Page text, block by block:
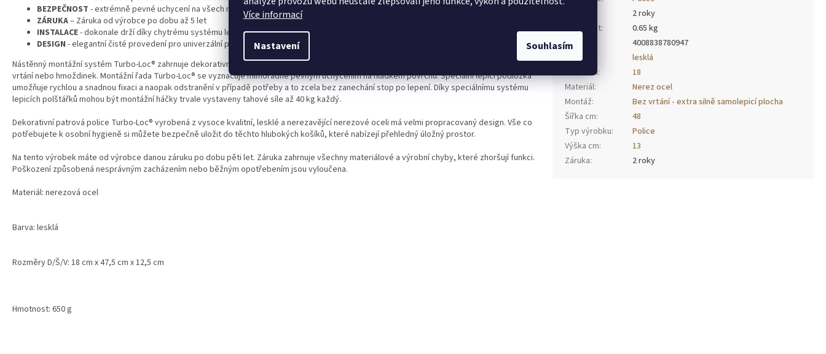
Více informací
Nastavení Souhlasím
BEZPEČNOST - extrémně pevné uchycení na všech nosných plochách
ZÁRUKA– Záruka od výrobce po dobu až 5 let
INSTALACE- dokonale drží díky chytrému systému lepení Turbo-Loc Wall®
DESIGN - elegantní čisté provedení pro univerzální použití
Nástěnný montážní systém Turbo-Loc® zahrnuje dekorativní koupelnové doplňky a poličky, které se jednoduše připevní na zeď - bez šroubování,
vrtání nebo hmoždinek. Montážní řada Turbo-Loc® se vyznačuje mimořádně pevným uchycením na hladkém povrchu. Speciální lepicí podložka
umožňuje rychlou a snadnou fixaci a naopak odstranění v případě potřeby a to zcela bez zanechání stop po lepení. Díky speciálnímu systému
lepicích polštářků mohou být montážní háčky trvale vystaveny tahové síle až 40 kg každý.
Dekorativní patrová police Turbo-Loc® vyrobená z vysoce kvalitní, lesklé a nerezavějící nerezové oceli má velmi propracovaný design. Vše co
potřebujete k osobní hygieně si můžete bezpečně uložit do těchto hlubokých košíků, které nabízejí přehledný úložný prostor.
Na tento výrobek máte od výrobce danou záruku po dobu pěti let. Záruka zahrnuje všechny materiálové a výrobní chyby, které zhoršují funkci.
Poškození způsobená nesprávným zacházením nebo běžným opotřebením jsou vyloučena.
Materiál: nerezová ocel
Barva: lesklá
Rozměry D/Š/V: 18 cm x 47,5 cm x 12,5 cm
Hmotnost: 650 g
2 roky
Hmotnost:
0.65 kg
EAN
4008838780947
Barva
lesklá
Délka cm:
18
Materiál:
Nerez ocel
Montáž:
Bez vrtání - extra silně samolepicí plocha
Šířka cm:
48
Typ výrobku:
Police
Výška cm:
13
Záruka: 2 roky